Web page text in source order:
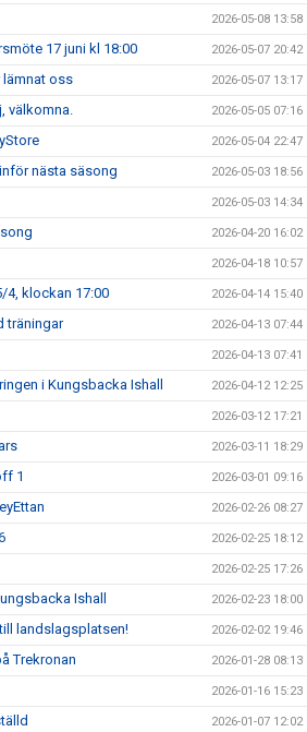
2026-05-08 13:58
17 juni kl 18:00 2026-05-07 20:42
lämnat oss 2026-05-07 13:17
välkomna. 2026-05-05 07:16
2026-05-04 22:47
nästa säsong 2026-05-03 18:56
2026-05-03 14:34
2026-04-20 16:02
2026-04-18 10:57
4, klockan 17:00 2026-04-14 15:40
träningar 2026-04-13 07:44
2026-04-13 07:41
i Kungsbacka Ishall 2026-04-12 12:25
2026-03-12 17:21
2026-03-11 18:29
1 2026-03-01 09:16
2026-02-26 08:27
2026-02-25 18:12
2026-02-25 17:26
Ishall 2026-02-23 18:00
landslagsplatsen! 2026-02-02 19:46
Trekronan 2026-01-28 08:13
2026-01-16 15:23
2026-01-07 12:02